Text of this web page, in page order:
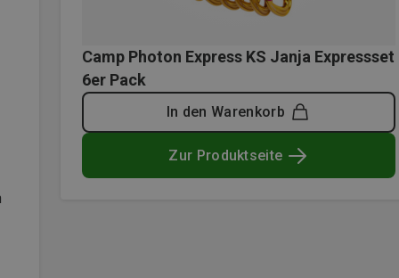
Camp Photon Express KS Janja Expressset
6er Pack
In den Warenkorb
Zur Produktseite